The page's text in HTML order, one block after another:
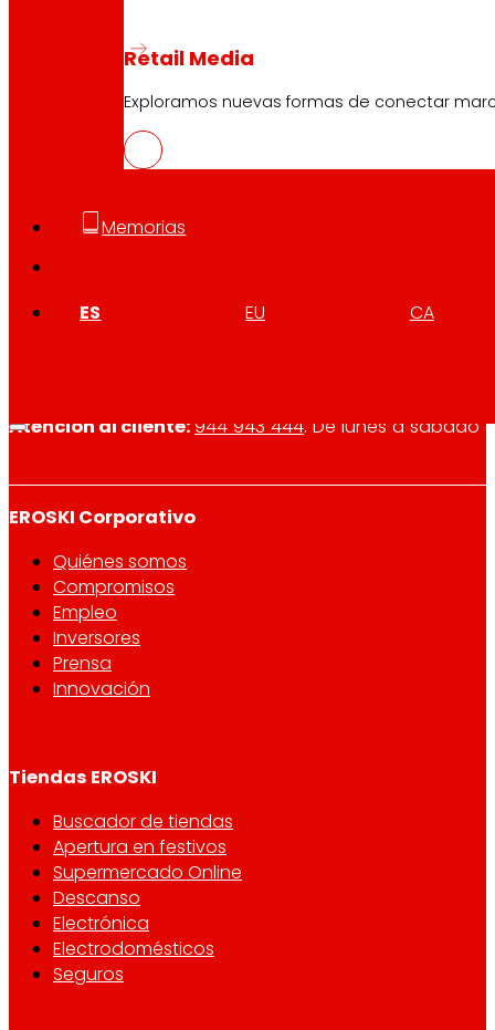
Retail Media
Exploramos nuevas formas de conectar
Memorias
ES EU CA
Síguenos
Atención al cliente:944 943 444. De lunes a sábado
EROSKI Corporativo
Quiénes somos
Compromisos
Empleo
Inversores
Prensa
Innovación
Tiendas EROSKI
Buscador de tiendas
Apertura en festivos
Supermercado Online
Descanso
Electrónica
Electrodomésticos
Seguros